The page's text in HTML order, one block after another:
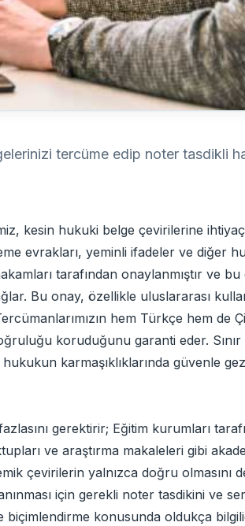
tercüme edip noter tasdikli
kesin hukuki belge çevirilerine
evrakları, yeminli ifadeler ve diğer
tarafından onaylanmıştır ve
Bu onay, özellikle uluslararası
hem Türkçe hem de
koruduğunu garanti eder.
karmaşıklıklarında güvenle
gerektirir; Eğitim kurumları
ve araştırma makaleleri gibi
çevirilerin yalnızca doğru olmasını
için gerekli noter tasdikini ve
konusunda oldukça